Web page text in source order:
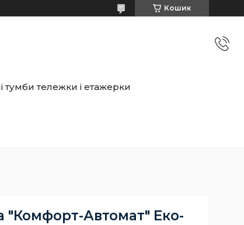
Кошик
тумби тележки і етажерки
"Комфорт-Автомат" Еко-